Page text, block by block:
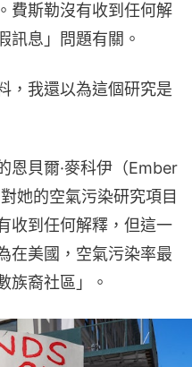
費斯勒沒有收到任何解
訊息」問題有關。
，我還以為這個研究是
恩貝爾·麥科伊（Ember
她的空氣污染研究項目
收到任何解釋，但這一
在美國，空氣污染率最
族裔社區」。